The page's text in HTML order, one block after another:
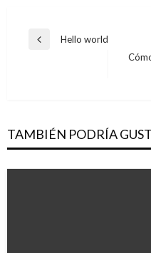
Navegación
Entrada
Hello world
TAMBIÉN PODRÍA